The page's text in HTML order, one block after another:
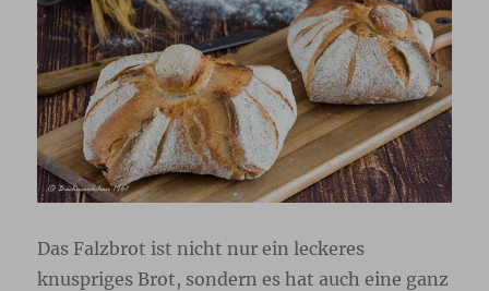
Das Falzbrot ist nicht nur ein leckeres
knuspriges Brot, sondern es hat auch eine ganz